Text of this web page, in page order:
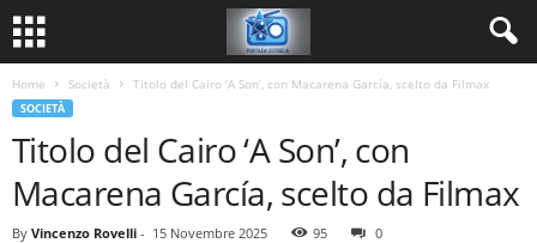
Home Società Titolo del Cairo ‘A Son’, con Macarena García, scelto da Filmax
SOCIETÀ
Titolo del Cairo ‘A Son’, con
Macarena García, scelto da Filmax
By Vincenzo Rovelli - 15 Novembre 2025 95 0